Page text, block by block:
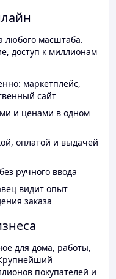
любого масштаба.
доступ к миллионам
маркетплейс,
сайт
и ценами в одном
оплатой и выдачей
ручного ввода
видит опыт
заказа
для дома, работы,
покупателей и